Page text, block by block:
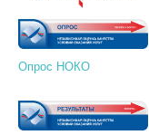
Опрос НОКО